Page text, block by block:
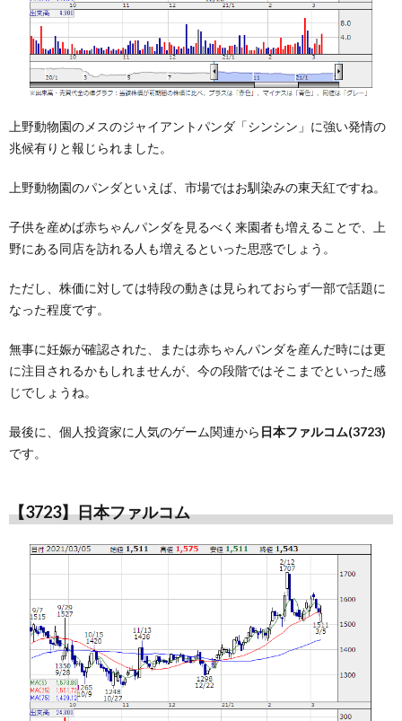
上野動物園のメスのジャイアントパンダ「シンシン」に強い発情の
兆候有りと報じられました。
上野動物園のパンダといえば、市場ではお馴染みの東天紅ですね。
子供を産めば赤ちゃんパンダを見るべく来園者も増えることで、上
野にある同店を訪れる人も増えるといった思惑でしょう。
ただし、株価に対しては特段の動きは見られておらず一部で話題に
なった程度です。
無事に妊娠が確認された、または赤ちゃんパンダを産んだ時には更
に注目されるかもしれませんが、今の段階ではそこまでといった感
じでしょうね。
最後に、個人投資家に人気のゲーム関連から 日本ファルコム(3723)
です。
【3723】日本ファルコム